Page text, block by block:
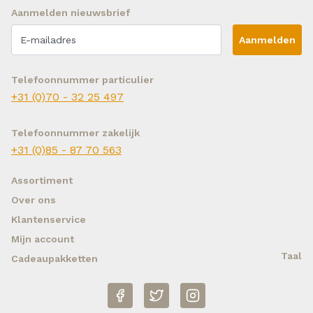
Assortiment
Over ons
Klantenservice
Mijn account
Cadeaupakketten
Telefoonnummer particulier
+31 (0)70 - 32 25 497
Telefoonnummer zakelijk
+31 (0)85 - 87 70 563
Aanmelden nieuwsbrief
Aanmelden
Taal